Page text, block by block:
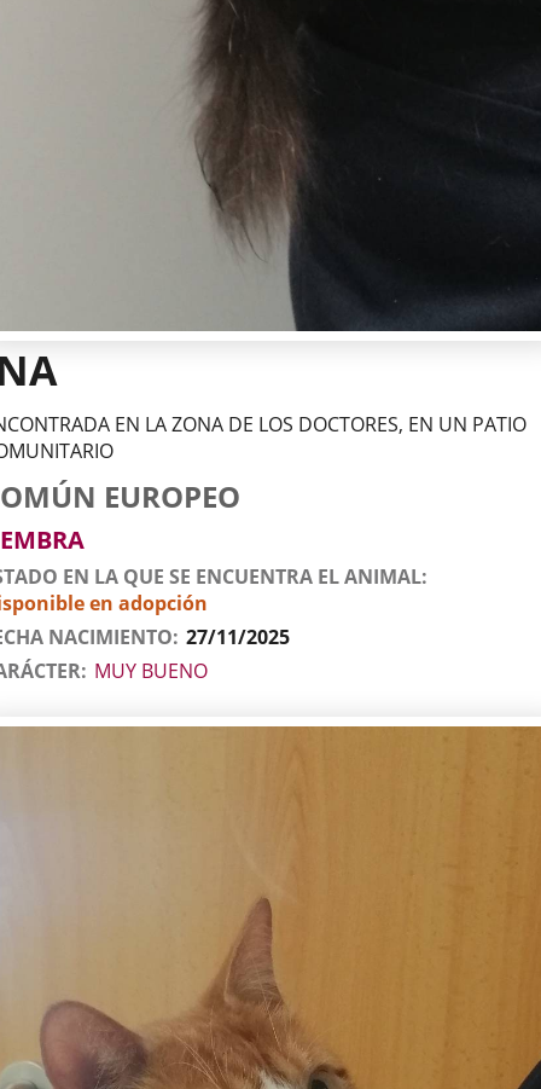
EN LA ZONA DE LOS DOCTORES, EN UN PATIO
EUROPEO
EN LA QUE SE ENCUENTRA EL ANIMAL
en adopción
NACIMIENTO 27/11/2025
MUY BUENO